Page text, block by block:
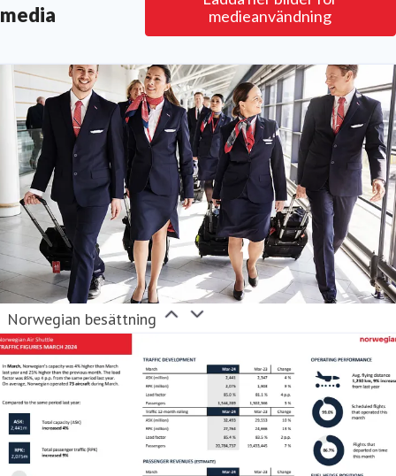
för passagerarna och bidra till omställningen av
flygbranschen.
Följ Norwegian påFacebook,Twitter,Instagram,
LinkedIn och YouTube.
media
medieanvändning
Norwegian besättning